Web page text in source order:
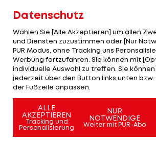
Sprecher der Geschäftsführung,
sportliche Geschäftsführer
Zuletzt wurde immer häufiger
ehemaligen Meister-Trainer laut.
Investitionen von rund 50
der VfL als Zehnter im
herum.
Mehr zum Thema
Datenschutz
Wählen Sie [Alle Akzeptieren] um allen
und Diensten zuzustimmen oder [Nur
PUR Modus, ohne Tracking uns
Werbung fortzufahren. Sie können mit
individuelle Auswahl zu treffen. Sie
jederzeit über den Button links unten bzw.
der Fußzeile anpassen.
ALLE
AKZEPTIEREN
Tracking und
Personalisierung
NUR
NOTWENDIGE
Weiter mit PUR-Abo